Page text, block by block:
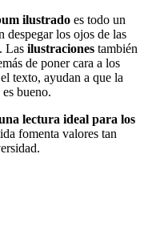
ilustrado es todo un
despegar los ojos de las
Las ilustraciones también
de poner cara a los
texto, ayudan a que la
bueno.
lectura ideal para los
fomenta valores tan